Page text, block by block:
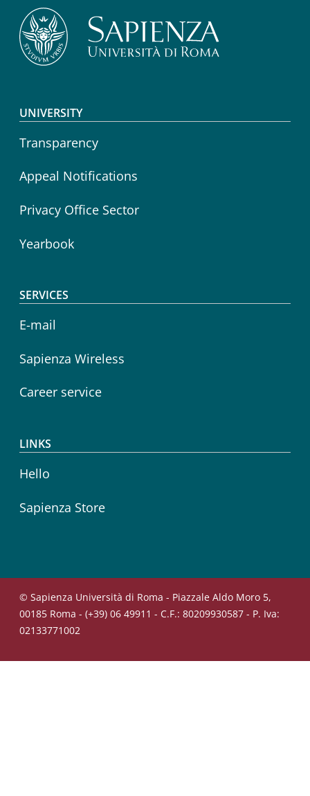
Footer menu
UNIVERSITY
Transparency
Appeal Notifications
Privacy Office Sector
Yearbook
SERVICES
E-mail
Sapienza Wireless
Career service
LINKS
Hello
Sapienza Store
© Sapienza Università di Roma - Piazzale Aldo Moro 5,
00185 Roma - (+39) 06 49911 - C.F.: 80209930587 - P. Iva:
02133771002